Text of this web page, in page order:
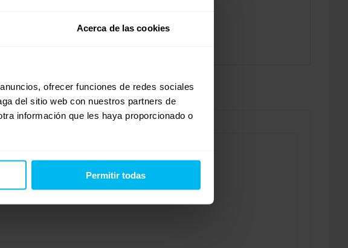
Acerca de las cookies
ofrecer funciones de redes sociales
del sitio web con nuestros partners de
información que les haya proporcionado o
Permitir todas